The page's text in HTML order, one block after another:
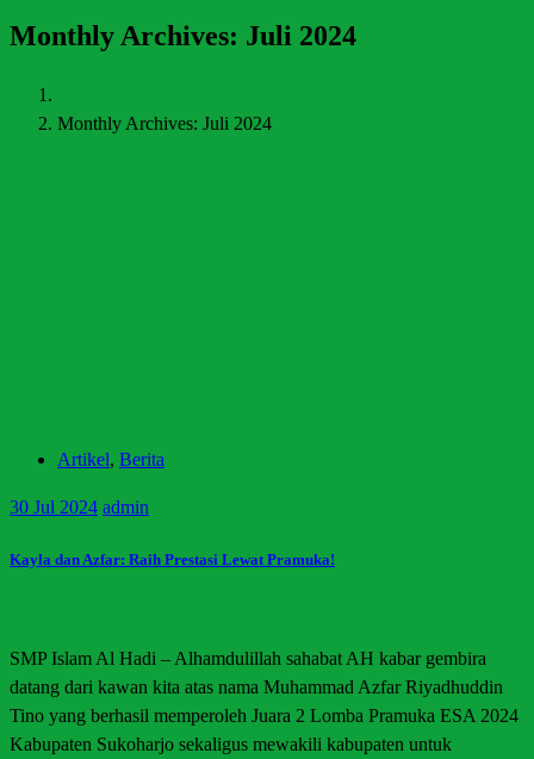
Monthly Archives: Juli 2024
Monthly Archives: Juli 2024
Artikel, Berita
30 Jul 2024 admin
Kayla dan Azfar: Raih Prestasi Lewat Pramuka!
SMP Islam Al Hadi – Alhamdulillah sahabat AH kabar gembira
datang dari kawan kita atas nama Muhammad Azfar Riyadhuddin
Tino yang berhasil memperoleh Juara 2 Lomba Pramuka ESA 2024
Kabupaten Sukoharjo sekaligus mewakili kabupaten untuk